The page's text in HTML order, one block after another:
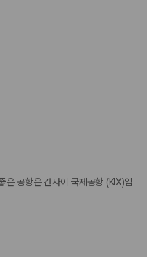
은 공항은 간사이 국제공항 (KIX)입